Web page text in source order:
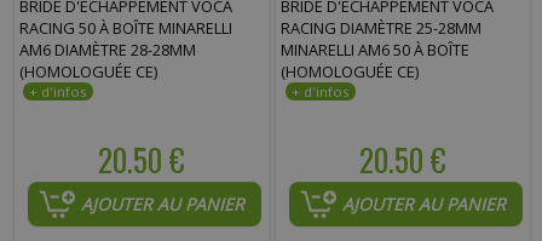
BRIDE D'ÉCHAPPEMENT VOCA
RACING 50 À BOÎTE MINARELLI
AM6 DIAMÈTRE 28-28MM
(HOMOLOGUÉE CE)
20.50 €
AJOUTER AU PANIER
BRIDE D'ÉCHAPPEMENT VOCA
RACING DIAMÈTRE 25-28MM
MINARELLI AM6 50 À BOÎTE
(HOMOLOGUÉE CE)
20.50 €
AJOUTER AU PANIER
Commentaire :